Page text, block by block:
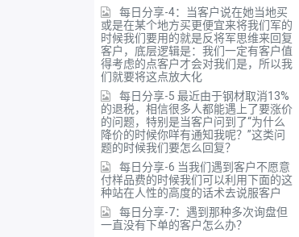
每日分享-4：当客户说在她当地买
或是在某个地方买更便宜来将我们军的
时候我们要用的就是反将军思维来回复
客户，底层逻辑是：我们一定有客户值
得考虑的点客户才会对我们是，所以我
们就要将这点放大化
每日分享-5 最近由于钢材取消13%
的退税，相信很多人都能遇上了要涨价
的问题，特别是当客户问到了“为什么
降价的时候你咩有通知我呢？”这类问
题的时候我们要怎么回复？
每日分享-6 当我们遇到客户不愿意
付样品费的时候我们可以利用下面的这
种站在人性的高度的话术去说服客户
每日分享-7：遇到那种多次询盘但
一直没有下单的客户怎么办？